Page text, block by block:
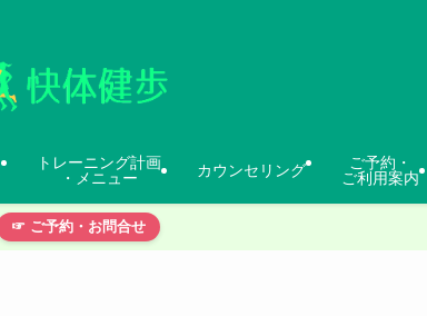
トレーニング計画
・メニュー
カウンセリング
ご予約・
ご利用案内
☞ ご予約・お問合せ